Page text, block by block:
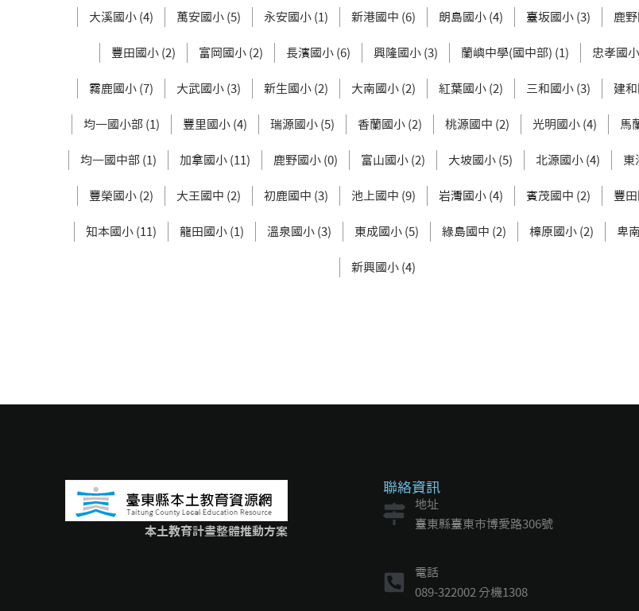
大溪國小 (4) 萬安國小 (5) 永安國小 (1) 新港國中 (6) 朗島國小 (4) 臺坂國小 (3) 鹿
豐田國小 (2) 富岡國小 (2) 長濱國小 (6) 興隆國小 (3) 蘭嶼中學(國中部) (1) 忠孝國
霧鹿國小 (7) 大武國小 (3) 新生國小 (2) 大南國小 (2) 紅葉國小 (2) 三和國小 (3) 建
均一國小部 (1) 豐里國小 (4) 瑞源國小 (5) 香蘭國小 (2) 桃源國中 (2) 光明國小 (4) 馬
均一國中部 (1) 加拿國小 (11) 鹿野國小 (0) 富山國小 (2) 大坡國小 (5) 北源國小 (4) 東
豐榮國小 (2) 大王國中 (2) 初鹿國中 (3) 池上國中 (9) 岩灣國小 (4) 賓茂國中 (2) 豐
知本國小 (11) 龍田國小 (1) 溫泉國小 (3) 東成國小 (5) 綠島國中 (2) 樟原國小 (2) 卑
新興國小 (4)
本土教育計畫整體推動方案
聯絡資訊
地址
臺東縣臺東市博愛路306號
電話
089-322002 分機1308